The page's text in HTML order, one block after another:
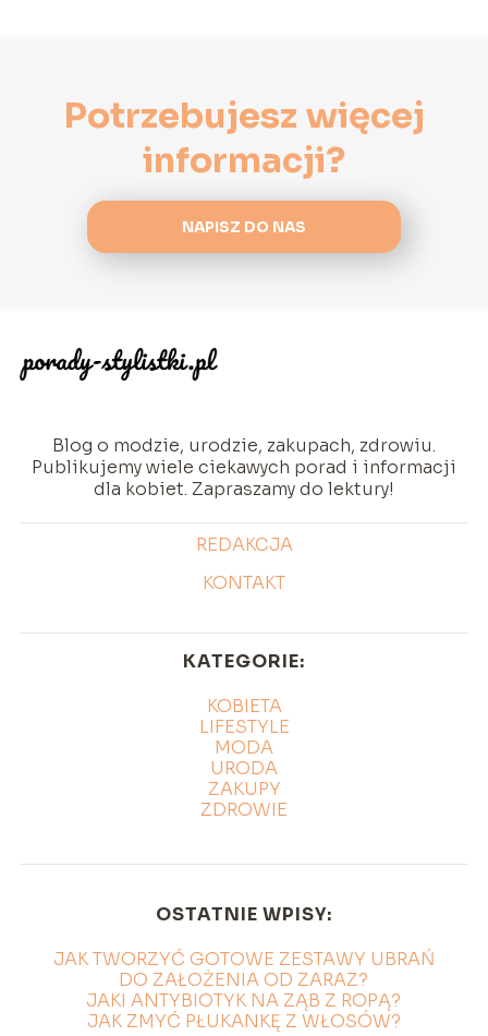
Potrzebujesz więcej
informacji?
NAPISZ DO NAS
Blog o modzie, urodzie, zakupach, zdrowiu.
Publikujemy wiele ciekawych porad i informacji
dla kobiet. Zapraszamy do lektury!
REDAKCJA
KONTAKT
KATEGORIE:
KOBIETA
LIFESTYLE
MODA
URODA
ZAKUPY
ZDROWIE
OSTATNIE WPISY:
JAK TWORZYĆ GOTOWE ZESTAWY UBRAŃ
DO ZAŁOŻENIA OD ZARAZ?
JAKI ANTYBIOTYK NA ZĄB Z ROPĄ?
JAK ZMYĆ PŁUKANKĘ Z WŁOSÓW?